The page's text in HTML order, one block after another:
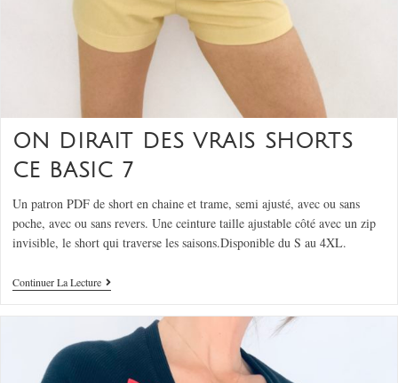
ON DIRAIT DES VRAIS SHORTS
CE BASIC 7
Un patron PDF de short en chaine et trame, semi ajusté, avec ou sans
poche, avec ou sans revers. Une ceinture taille ajustable côté avec un zip
invisible, le short qui traverse les saisons.Disponible du S au 4XL.
Continuer La Lecture